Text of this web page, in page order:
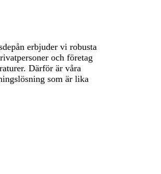
erbjuder vi robusta
och företag
Därför är våra
som är lika